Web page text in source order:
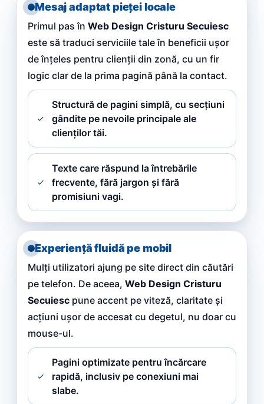
Mesaj adaptat pieței locale
Primul pas în Web Design Cristuru Secuiesc
este să traduci serviciile tale în beneficii ușor
de înțeles pentru clienții din zonă, cu un fir
logic clar de la prima pagină până la contact.
Structură de pagini simplă, cu secțiuni
gândite pe nevoile principale ale
clienților tăi.
Texte care răspund la întrebările
frecvente, fără jargon și fără
promisiuni vagi.
Experiență fluidă pe mobil
Mulți utilizatori ajung pe site direct din căutări
pe telefon. De aceea, Web Design Cristuru
Secuiesc pune accent pe viteză, claritate și
acțiuni ușor de accesat cu degetul, nu doar cu
mouse-ul.
Pagini optimizate pentru încărcare
rapidă, inclusiv pe conexiuni mai
slabe.